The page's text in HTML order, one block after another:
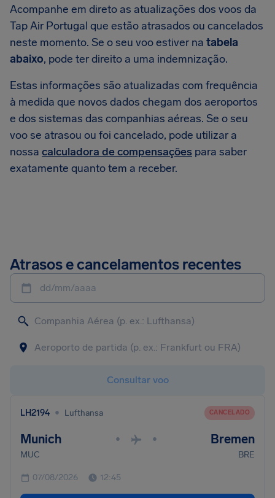
Acompanhe em direto as atualizações dos voos da
Tap Air Portugal que estão atrasados ou cancelados
neste momento. Se o seu voo estiver na tabela
abaixo, pode ter direito a uma indemnização.
Estas informações são atualizadas com frequência
à medida que novos dados chegam dos aeroportos
e dos sistemas das companhias aéreas. Se o seu
voo se atrasou ou foi cancelado, pode utilizar a
nossa calculadora de compensações para saber
exatamente quanto tem a receber.
Atrasos e cancelamentos recentes
dd/mm/aaaa
Consultar voo
LH2194 • Lufthansa CANCELADO
Munich • • Bremen
MUC BRE
07/08/2026 12:45